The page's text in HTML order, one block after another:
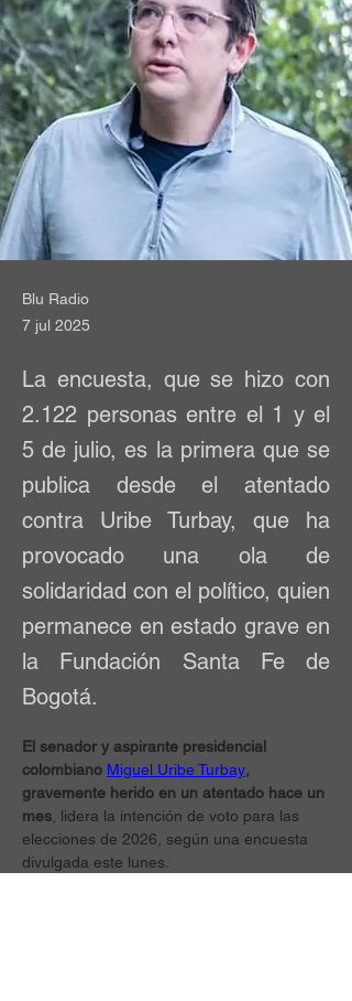
Blu Radio
7 jul 2025
La encuesta, que se hizo con
2.122 personas entre el 1 y el
5 de julio, es la primera que se
publica desde el atentado
contra Uribe Turbay, que ha
provocado una ola de
solidaridad con el político, quien
permanece en estado grave en
la Fundación Santa Fe de
Bogotá.
El senador y aspirante presidencial
colombiano Miguel Uribe Turbay,
gravemente herido en un atentado hace un
mes , lidera la intención de voto para las
elecciones de 2026, según una encuesta
divulgada este lunes.